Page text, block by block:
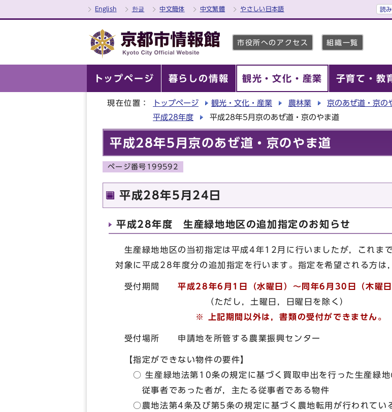
English 한글 中文簡体 中文繁體 やさしい日本語 読
市役所へのアクセス 組織一覧
トップページ 暮らしの情報 観光・文化・産業 子育て・教
現在位置： トップページ 観光・文化・産業 農林業
京のあぜ道・京の
平成28年度
平成28年5月京のあぜ道・京のやま道
平成28年5月京のあぜ道・京のやま道
ページ番号199592
平成28年5月24日
平成28年度 生産緑地地区の追加指定のお知らせ
生産緑地地区の当初指定は平成4年12月に行いましたが，これま
対象に平成28年度分の追加指定を行います。指定を希望される方は
受付期間平成28年6月1日（水曜日）～同年6月30日（木曜日
（ただし，土曜日，日曜日を除く）
※ 上記期間以外は，書類の受付ができません。
受付場所 申請地を所管する農業振興センター
【指定ができない物件の要件】
○ 生産緑地法第10条の規定に基づく買取申出を行った生産緑地
従事者であった者が，主たる従事者である物件
○農地法第4条及び第5条の規定に基づく農地転用が行われてい